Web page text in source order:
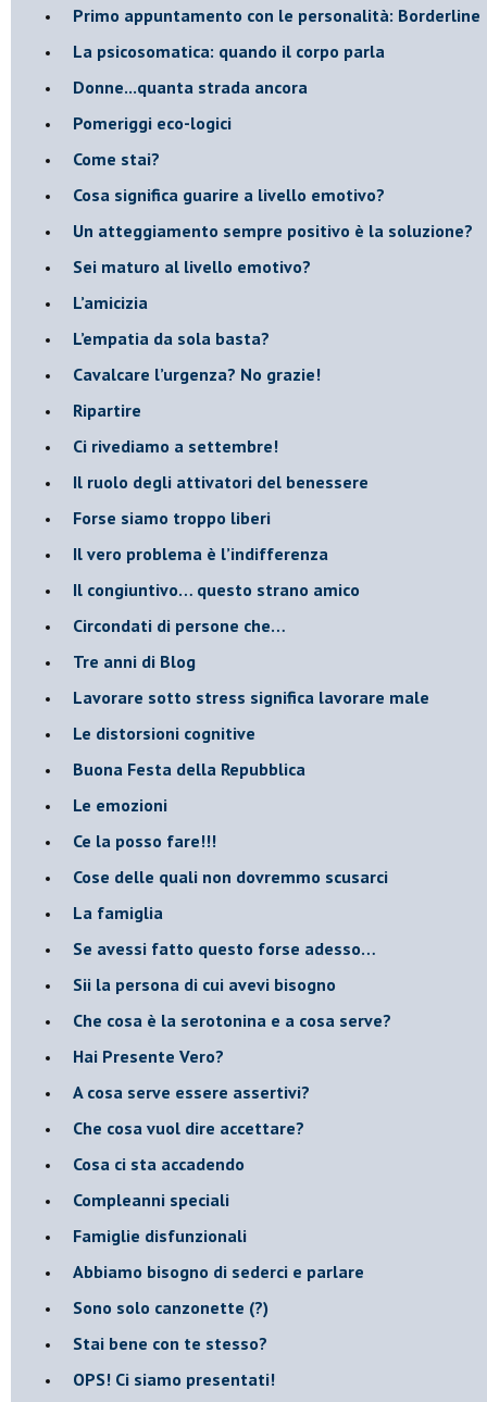
​Primo appuntamento con le personalità: Borderline
La psicosomatica: quando il corpo parla
Donne...quanta strada ancora
​Pomeriggi eco-logici
​Come stai?
Cosa significa guarire a livello emotivo?
​Un atteggiamento sempre positivo è la soluzione?
​Sei maturo al livello emotivo?
​L’amicizia
​L’empatia da sola basta?
​Cavalcare l’urgenza? No grazie!
Ripartire
​Ci rivediamo a settembre!
​Il ruolo degli attivatori del benessere
​Forse siamo troppo liberi
​Il vero problema è l’indifferenza
​Il congiuntivo… questo strano amico
​Circondati di persone che…
​Tre anni di Blog
​Lavorare sotto stress significa lavorare male
​Le distorsioni cognitive
​Buona Festa della Repubblica
Le emozioni
​Ce la posso fare!!!
​Cose delle quali non dovremmo scusarci
​La famiglia
​Se avessi fatto questo forse adesso…
​Sii la persona di cui avevi bisogno
Che cosa è la serotonina e a cosa serve?
​Hai Presente Vero?
A cosa serve essere assertivi?
​Che cosa vuol dire accettare?
​Cosa ci sta accadendo
​Compleanni speciali
​Famiglie disfunzionali
​Abbiamo bisogno di sederci e parlare
Sono solo canzonette (?)
​Stai bene con te stesso?
​OPS! Ci siamo presentati!